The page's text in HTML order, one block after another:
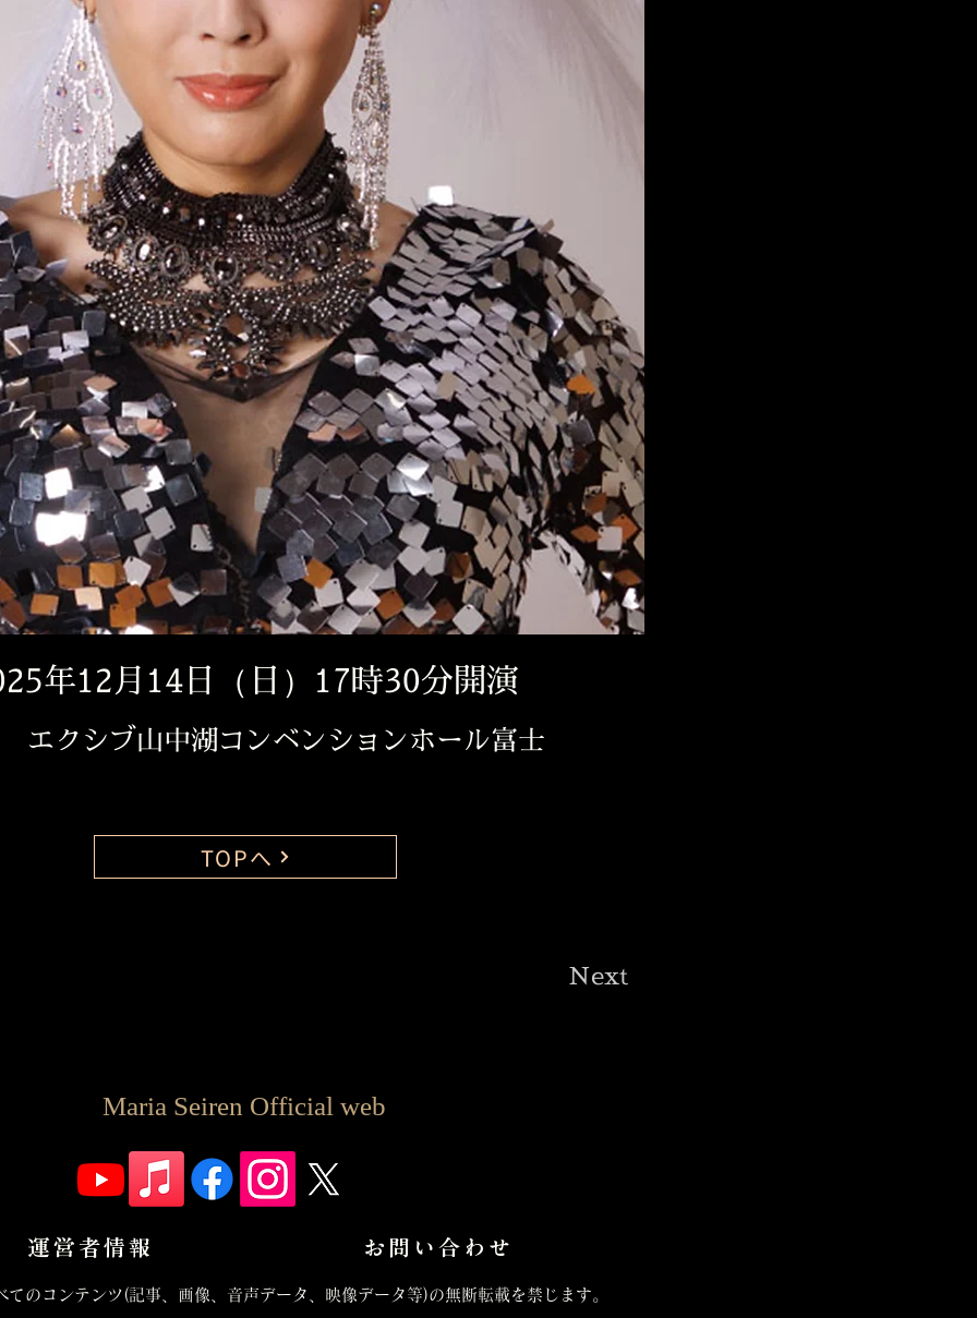
年12月14日（日）17時30分開演
エクシブ山中湖コンベンションホール富士
TOPへ
Next
Maria Seiren Official web
運営者情報 お問い合わせ
てのコンテンツ(記事、画像、音声データ、映像データ等)の無断転載を禁じます。